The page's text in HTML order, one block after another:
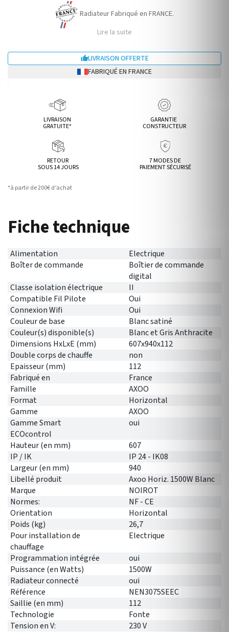
Radiateur Fabriqué en FRANCE.
Lire la suite
LIVRAISON OFFERTE
FABRIQUÉ EN FRANCE
LIVRAISON
GRATUITE*
GARANTIE
CONSTRUCTEUR
RETOUR
SOUS 14 JOURS
7 MODES DE
PAIEMENT SÉCURISÉ
*à partir de 200€ d’achat
Fiche technique
Alimentation
Electrique
Boîter de commande
Boîtier de commande
digital
Classe isolation électrique
II
Compatible Fil Pilote
Oui
Connexion Wifi
Oui
Couleur de base
Blanc satiné
Couleur(s) disponible(s)
Blanc et Gris Anthracite
Dimensions HxLxE (mm)
607x940x112
Double corps de chauffe
non
Epaisseur (mm)
112
Fabriqué en
France
Famille
AXOO
Format
Horizontal
Gamme
AXOO
Gamme Smart
ECOcontrol
oui
Hauteur (en mm)
607
IP / IK
IP 24 - IK08
Largeur (en mm)
940
Libellé produit
Axoo Horiz. 1500W Blanc
Marque
NOIROT
Normes:
NF - CE
Orientation
Horizontal
Poids (kg)
26,7
Pour installation de
chauffage
Electrique
Programmation intégrée
oui
Puissance (en Watts)
1500W
Radiateur connecté
oui
Référence
NEN3075SEEC
Saillie (en mm)
112
Technologie
Fonte
Tension en V:
230 V